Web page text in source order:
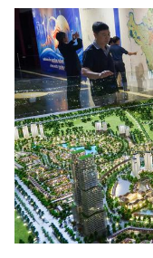
Theo dõi báo trên
Hotline
0906 645 777
Đặt báo Quảng cáo
Tổng biên tập: Nguyễn